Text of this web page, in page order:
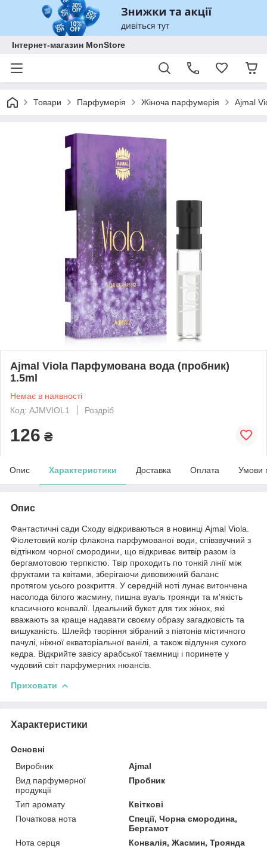
Інтернет-магазин MonStore
Товари Парфумерія Жіноча парфумерія Ajmal
Ajmal Viola Парфумована вода (пробник)
1.5ml
Немає в наявності
Код: AJMVIOL1
Роздріб
126 ₴
Опис Характеристики Доставка Оплата Умови
Опис
Фантастичні сади Сходу відкриваються в новинці Ajmal Viola.
Фіолетовий колір флакона парфумованої води, співзвучний з
відтінком чорної смородини, що відкриває витвір разом із
бергамотовою терпкістю. Твір проходить по тонкій лінії між
фруктами та квітами, зберігаючи дивовижний баланс
протягом усього розкриття. У середній ноті лунає витончена
насолода білого жасмину, пишна вуаль троянди та м'якість
класичного конвалії. Ідеальний букет для тих жінок, які
вважають за краще надавати своєму образу загадковість та
вишуканість. Шлейф творіння зібраний з півтонів містичного
пачулі, ніжної екваторіальної ванілі, а також відлуння сухого
кедра. Відкрийте завісу арабської таємниці і поринете у
чудовий світ парфумерних нюансів.
Приховати
Характеристики
Основні
Виробник
Ajmal
Вид парфумерної
продукції
Пробник
Тип аромату
Квіткові
Початкова нота
Спеції, Чорна смородина,
Бергамот
Нота серця
Конвалія, Жасмин, Троянда